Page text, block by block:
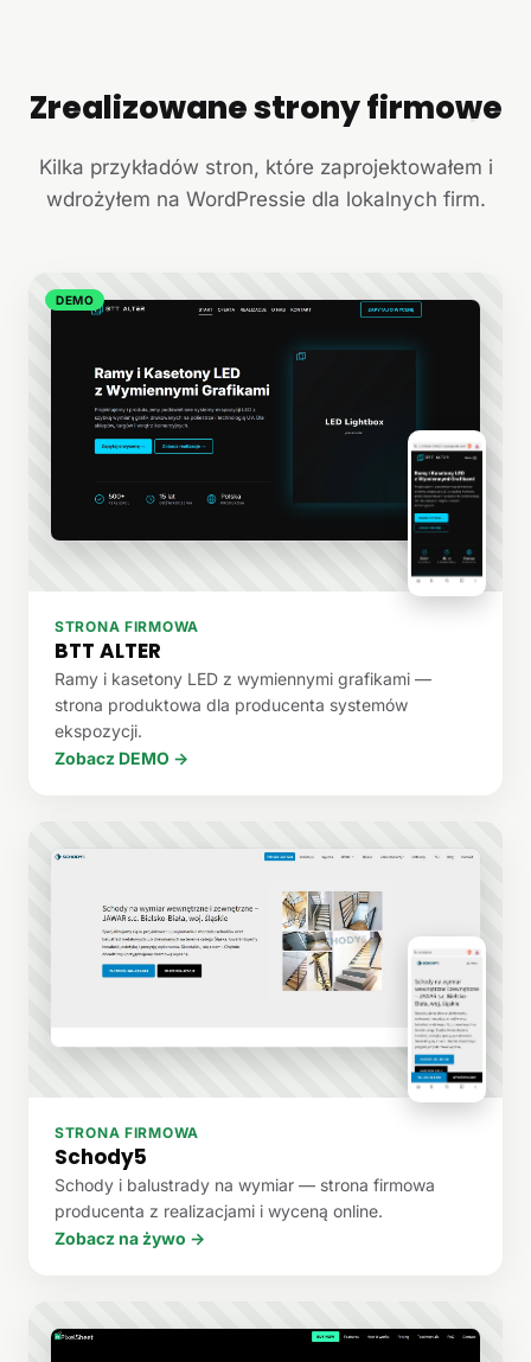
+
Zrealizowane strony firmowe
Kilka przykładów stron, które zaprojektowałem i
wdrożyłem na WordPressie dla lokalnych firm.
DEMO
STRONA FIRMOWA
BTT ALTER
Ramy i kasetony LED z wymiennymi grafikami —
strona produktowa dla producenta systemów
ekspozycji.
Zobacz DEMO →
STRONA FIRMOWA
Schody5
Schody i balustrady na wymiar — strona firmowa
producenta z realizacjami i wyceną online.
Zobacz na żywo →